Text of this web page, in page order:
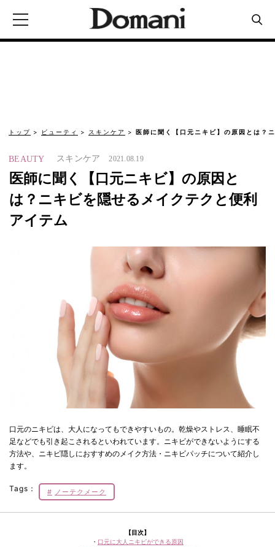
トップ ビューティ スキンケア 医師に聞く【口元ニキビ】の原因とは？
BEAUTY スキンケア 2021.08.19
医師に聞く【口元ニキビ】の原因と
は？ニキビを隠せるメイクテクと便利
アイテム
口元のニキビは、大人になってもできやすいもの。乾燥やストレス、睡眠不
足などでも引き起こされるといわれています。ニキビができないようにする
方法や、ニキビ隠しにおすすめのメイク方法・ニキビパッチについて紹介し
ます。
Tags： ノーテクメーク
【目次】
・ 口元に大人ニキビができる原因